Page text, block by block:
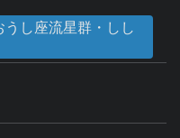
し座流星群・しし